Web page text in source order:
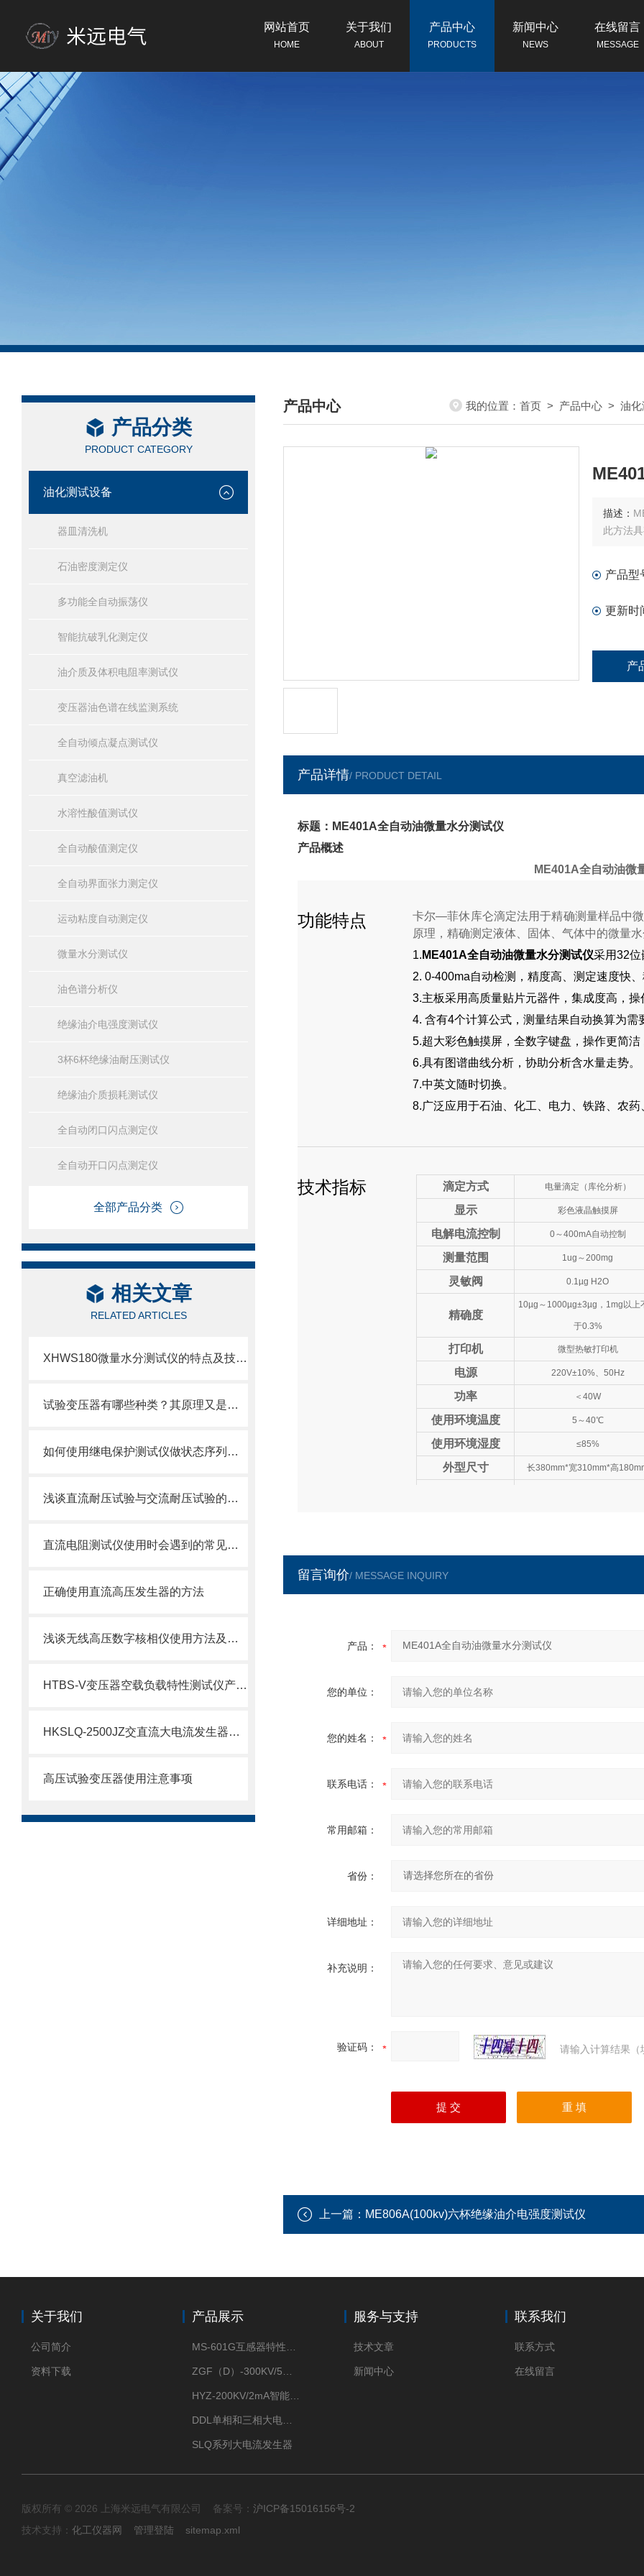
网站首页
HOME
关于我们
ABOUT
产品中心
PRODUCTS
新闻中心
NEWS
在线留言
MESSAGE
产品分类
PRODUCT CATEGORY
油化测试设备
器皿清洗机
石油密度测定仪
多功能全自动振荡仪
智能抗破乳化测定仪
油介质及体积电阻率测试仪
变压器油色谱在线监测系统
全自动倾点凝点测试仪
真空滤油机
水溶性酸值测试仪
全自动酸值测定仪
全自动界面张力测定仪
运动粘度自动测定仪
微量水分测试仪
油色谱分析仪
绝缘油介电强度测试仪
3杯6杯绝缘油耐压测试仪
绝缘油介质损耗测试仪
全自动闭口闪点测定仪
全自动开口闪点测定仪
全部产品分类
相关文章
RELATED ARTICLES
XHWS180微量水分测试仪的特点及技术参数
试验变压器有哪些种类？其原理又是什么？
如何使用继电保护测试仪做状态序列试验?
浅谈直流耐压试验与交流耐压试验的优缺点
直流电阻测试仪使用时会遇到的常见问题，这些问题如何解决？
正确使用直流高压发生器的方法
浅谈无线高压数字核相仪使用方法及维护保养
HTBS-V变压器空载负载特性测试仪产品介绍
HKSLQ-2500JZ交直流大电流发生器的特点及技术参数
高压试验变压器使用注意事项
产品中心
/ PRODUCTS CENTER
我的位置： 首页 > 产品中心 > 油化
描述：
此方法
产品型
更新时
产
产品详情/ PRODUCT DETAIL
标题：ME401A全自动油微量水分测试仪
产品概述
ME401A全自动油微
功能特点
卡尔—菲休库仑滴定法用于精确测量样品中
原理，精确测定液体、固体、气体中的微量
1. ME401A全自动油微量水分测试仪采用32位
2. 0-400ma自动检测，精度高、测定速度快、
3.主板采用高质量贴片元器件，集成度高，操
4. 含有4个计算公式，测量结果自动换算为需
5.超大彩色触摸屏，全数字键盘，操作更简洁
6.具有图谱曲线分析，协助分析含水量走势。
7.中英文随时切换。
8.广泛应用于石油、化工、电力、铁路、农药
技术指标 滴定方式 电量滴定（库伦分析）
显示 彩色液晶触摸屏
电解电流控制 0～400mA自动控制
测量范围 1ug～200mg
灵敏阀 0.1µg H2O
精确度
10µg～1000µg±3µg，1mg以上
于0.3%
打印机 微型热敏打印机
电源 220V±10%、50Hz
功率 ＜40W
使用环境温度 5～40℃
使用环境湿度 ≤85%
外型尺寸 长380mm*宽310mm*高
留言询价/ MESSAGE INQUIRY
产品：
您的单位：
您的姓名：
联系电话：
常用邮箱：
省份：
详细地址：
补充说明：
验证码： 请输入计算结果（
上一篇： ME806A(100kv)六杯绝缘油介电强度测试仪
关于我们
公司简介
资料下载
产品展示
SLQ系列大电流发生器
服务与支持
技术文章
新闻中心
联系我们
联系方式
在线留言
版权所有 © 2026 上海米远电气有限公司 备案号： 沪ICP备15016156号-2
技术支持： 化工仪器网 管理登陆 sitemap.xml